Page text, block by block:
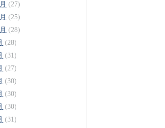
(27)
(25)
(28)
(28)
(31)
(27)
(30)
(30)
(30)
(31)